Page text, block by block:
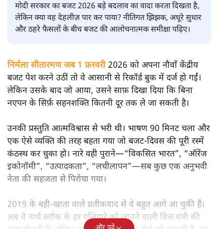
सतीश झा
मोदी सरकार का बजट 2026 बड़े बदलाव का वादा करता दिखता है,
और ठहरे फैसलों के बीच बजट की आलोचनात्मक समीक्षा पढ़िए।
बजट पेश करने उठीं तो वे आसानी से रिकॉर्ड बुक में दर्ज हो गईं।
लेकिन उसके बाद जो आया, उसने साफ़ दिखा दिया कि बिना
नएपन के सिर्फ़ सहनशक्ति कितनी दूर तक ले जा सकती है।